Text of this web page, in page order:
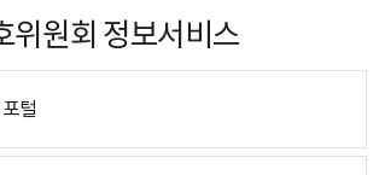
위원회 정보서비스
털